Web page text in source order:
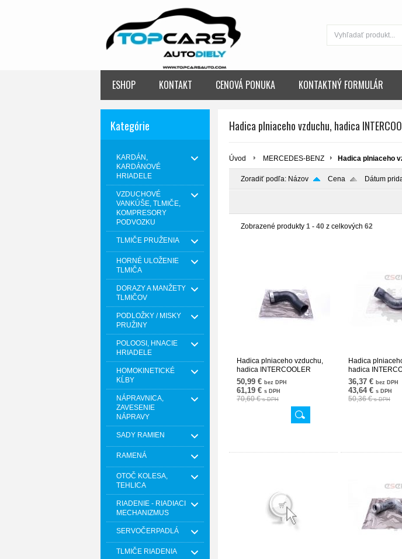
ESHOP KONTAKT CENOVÁ PONUKA KONTAKTNÝ FORMULÁR
Kategórie
KARDÁN,
KARDÁNOVÉ
HRIADELE
VZDUCHOVÉ
VANKÚŠE, TLMIČE,
KOMPRESORY
PODVOZKU
TLMIČE PRUŽENIA
HORNÉ ULOŽENIE
TLMIČA
DORAZY A MANŽETY
TLMIČOV
PODLOŽKY / MISKY
PRUŽINY
POLOOSI, HNACIE
HRIADELE
HOMOKINETICKÉ
KĹBY
NÁPRAVNICA,
ZAVESENIE
NÁPRAVY
SADY RAMIEN
RAMENÁ
OTOČ KOLESA,
TEHLICA
RIADENIE - RIADIACI
MECHANIZMUS
SERVOČERPADLÁ
TLMIČE RIADENIA
Hadica plniaceho vzduchu, hadica
Úvod MERCEDES-BENZ Hadica plniaceho
Zoradiť podľa: Názov Cena Dátum
Zobrazené produkty 1 - 40 z celkových 62
Hadica plniaceho vzduchu,
hadica INTERCOOLER
1635014582 24SKV944
50,99 € bez DPH
61,19 € s DPH
70,60 €s DPH
Hadica
hadica
2025281682
36,37 € bez DPH
43,64 € s DPH
50,36 €s DPH